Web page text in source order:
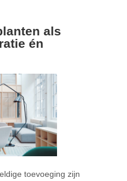
als
én
toevoeging zijn